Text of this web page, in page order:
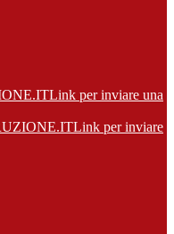
Link per inviare una
Link per inviare